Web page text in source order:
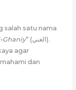
salah satu nama
Ghaniy” (الغني).
agar
dan